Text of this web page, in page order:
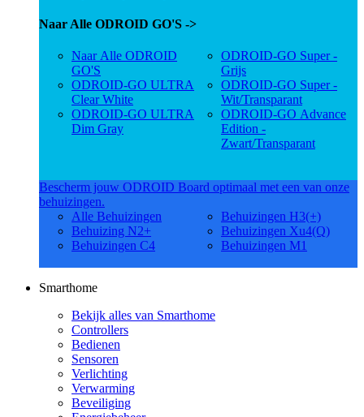
Naar Alle ODROID GO'S ->
Naar Alle ODROID
GO'S
ODROID-GO ULTRA
Clear White
ODROID-GO ULTRA
Dim Gray
ODROID-GO Super -
Grijs
ODROID-GO Super -
Wit/Transparant
ODROID-GO Advance
Edition -
Zwart/Transparant
Bescherm jouw ODROID Board optimaal met een van onze
behuizingen.
Alle Behuizingen
Behuizing N2+
Behuizingen C4
Behuizingen H3(+)
Behuizingen Xu4(Q)
Behuizingen M1
Smarthome
Bekijk alles van Smarthome
Controllers
Bedienen
Sensoren
Verlichting
Verwarming
Beveiliging